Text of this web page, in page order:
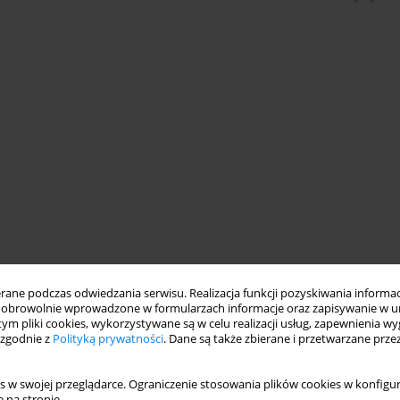
podczas odwiedzania serwisu. Realizacja funkcji pozyskiwania
wprowadzone w formularzach informacje oraz zapisywanie w
pliki cookies, wykorzystywane są w celu realizacji usług, zapewnienia
z Polityką prywatności. Dane są także zbierane i przetwarzane
w swojej przeglądarce. Ograniczenie stosowania plików cookies w